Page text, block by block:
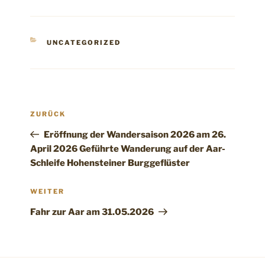
KATEGORIEN
UNCATEGORIZED
Vorheriger
ZURÜCK
Eröffnung der Wandersaison 2026 am 26.
April 2026 Geführte Wanderung auf der Aar-
Schleife Hohensteiner Burggeflüster
Nächster
WEITER
Fahr zur Aar am 31.05.2026